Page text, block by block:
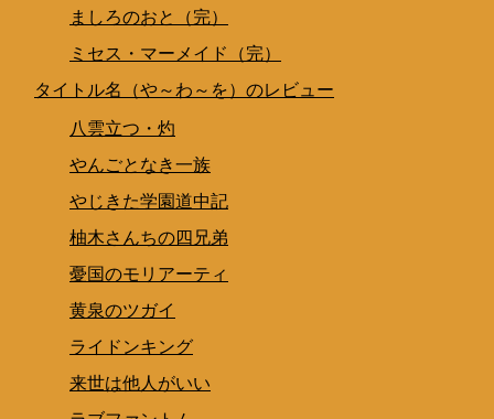
ましろのおと（完）
ミセス・マーメイド（完）
タイトル名（や～わ～を）のレビュー
八雲立つ・灼
やんごとなき一族
やじきた学園道中記
柚木さんちの四兄弟
憂国のモリアーティ
黄泉のツガイ
ライドンキング
来世は他人がいい